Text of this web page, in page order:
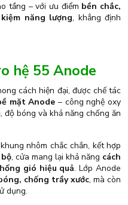
tầng – với ưu điểm bền chắc,
năng lượng, khẳng định
hệ 55 Anode
cách hiện đại, được chế tác
mặt Anode – công nghệ oxy
bóng và khả năng chống ăn
nhôm chắc chắn, kết hợp
, cửa mang lại khả năng cách
gió hiệu quả. Lớp Anode
chống trầy xước, mà còn
dụng.